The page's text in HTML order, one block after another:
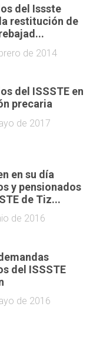
del Issste
restitución de
de 2014
del ISSSTE en
precaria
de 2017
en su día
y pensionados
de Tiz...
de 2016
del ISSSTE
de 2016